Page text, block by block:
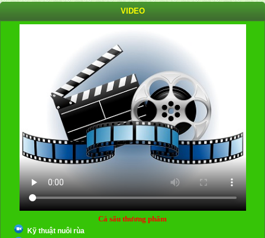
VIDEO
Cá sấu thương phẩm
Kỹ thuật nuôi rùa